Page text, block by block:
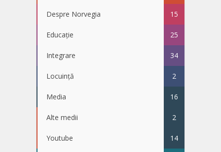
Despre Norvegia 15
Educație 25
Integrare 34
Locuință 2
Media 16
Alte medii 2
Youtube 14